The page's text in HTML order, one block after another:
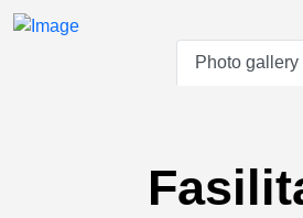
Photo gallery